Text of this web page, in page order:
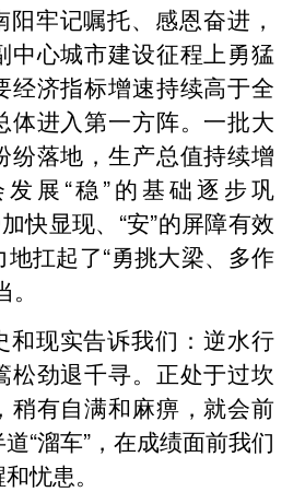
牢记嘱托、感恩奋进，
中心城市建设征程上勇猛
经济指标增速持续高于全
体进入第一方阵。一批大
纷落地，生产总值持续增
展“稳”的基础逐步巩
快显现、“安”的屏障有效
扛起了“勇挑大梁、多作
和现实告诉我们：逆水行
松劲退千寻。正处于过坎
稍有自满和麻痹，就会前
“溜车”，在成绩面前我们
忧患。